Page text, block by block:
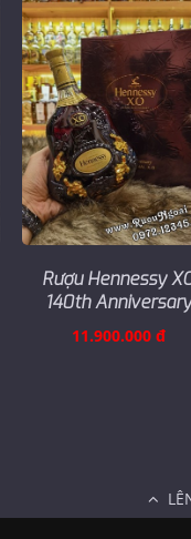
Rượu Hennessy
140th Anniversary
11.900.000 đ